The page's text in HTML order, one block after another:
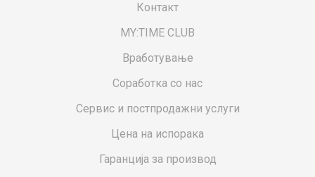
Контакт
MY:TIME CLUB
Вработување
Соработка со нас
Сервис и постпродажни услуги
Цена на испорака
Гаранција за производ